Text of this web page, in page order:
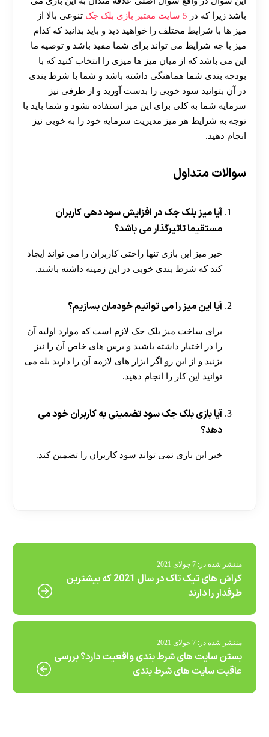
باشد زیرا که در 5 سایت معتبر بازی بلک جک
تنوعی بالا از
میز ها با شرایط مختلف را خواهید دید و باید بدانید که کدام
میز با چه شرایط می تواند برای شما مفید باشد و توصیه ما
این می باشد که از میان میز ها میزی را انتخاب کنید که با
بودجه بندی شما هماهنگی داشته باشد و شما با شرط بندی
در آن بتوانید سود خوبی را بدست آورید و از طرفی نیز
سرمایه شما به کلی برای این میز استفاده نشود و شما باید با
توجه به شرایط هر میز مدیریت سرمایه خود را به خوبی نیز
انجام دهید.
سوالات متداول
آیا میز بلک جک در افزایش سود دهی کاربران
مستقیما تاثیرگذار می باشد؟
خیر میز این بازی تنها راحتی کاربران را می تواند ایجاد
کند که شرط بندی خوبی در این زمینه داشته باشند.
آیا این میز را می توانیم خودمان بسازیم؟
برای ساخت میز بلک جک لازم است که موارد اولیه آن
را در اختیار داشته باشید و برس های خاص آن را نیز
بزنید و از این رو اگر ابزار های لازمه آن را دارید بله می
توانید این کار را انجام دهید.
آیا بازی بلک جک سود تضمینی به کاربران خود می
دهد؟
خیر این بازی نمی تواند سود کاربران را تضمین کند.
منتشر شده در: 7 جولای 2021
کراش های تیک تاک در سال 2021 که بیشترین
طرفدار را دارند
منتشر شده در: 7 جولای 2021
بستن سایت های شرط بندی واقعیت دارد؟ بررسی
عاقبت سایت های شرط بندی